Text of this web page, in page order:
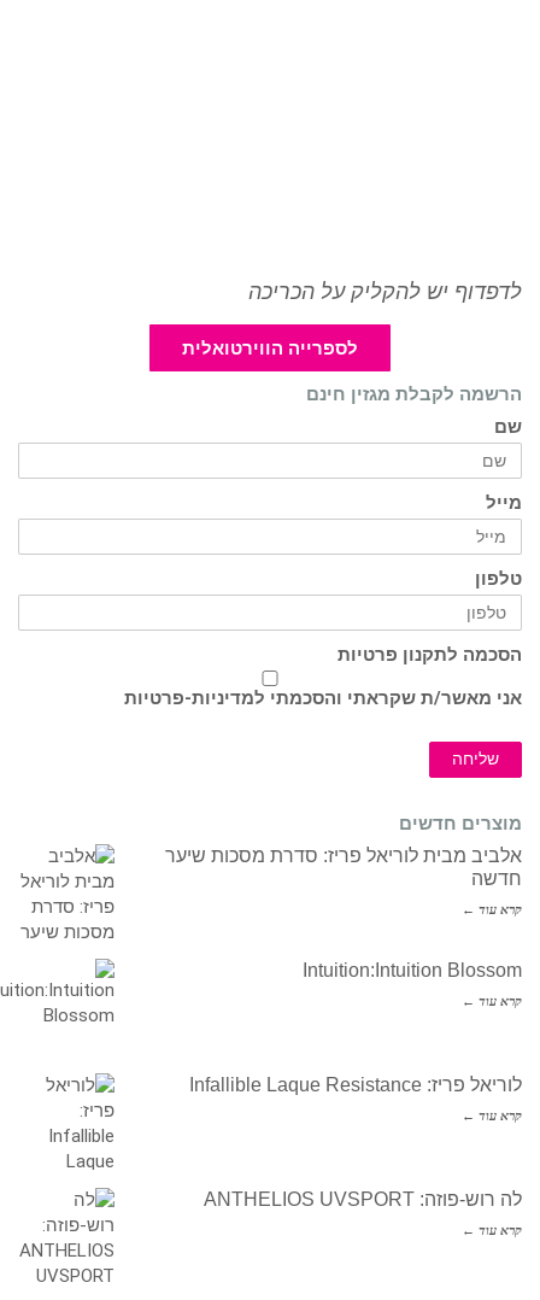
לדפדוף יש להקליק על הכריכה
לספרייה הווירטואלית
הרשמה לקבלת מגזין חינם
שם
מייל
טלפון
הסכמה לתקנון פרטיות
אני מאשר/ת שקראתי והסכמתי למדיניות-פרטיות
שליחה
מוצרים חדשים
אלביב מבית לוריאל פריז: סדרת מסכות שיער
חדשה
קרא עוד ←
Intuition:Intuition Blossom
קרא עוד ←
לוריאל פריז: Infallible Laque Resistance
קרא עוד ←
לה רוש-פוזה: ANTHELIOS UVSPORT
קרא עוד ←